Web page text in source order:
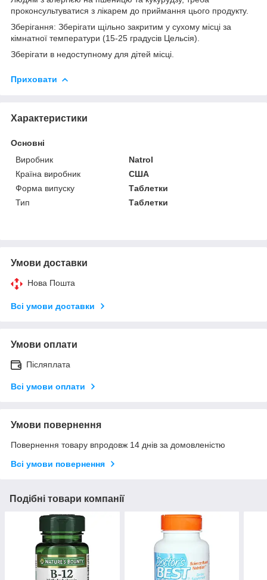
проконсультуватися з лікарем до приймання цього продукту.
Зберігання: Зберігати щільно закритим у сухому місці за
кімнатної температури (15-25 градусів Цельсія).
Зберігати в недоступному для дітей місці.
Приховати
Характеристики
Основні
Виробник
Natrol
Країна виробник
США
Форма випуску
Таблетки
Тип
Таблетки
Умови доставки
Нова Пошта
Всі умови доставки
Умови оплати
Післяплата
Всі умови оплати
Умови повернення
Повернення товару впродовж 14 днів за домовленістю
Всі умови повернення
Подібні товари компанії